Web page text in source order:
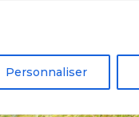
Personnaliser